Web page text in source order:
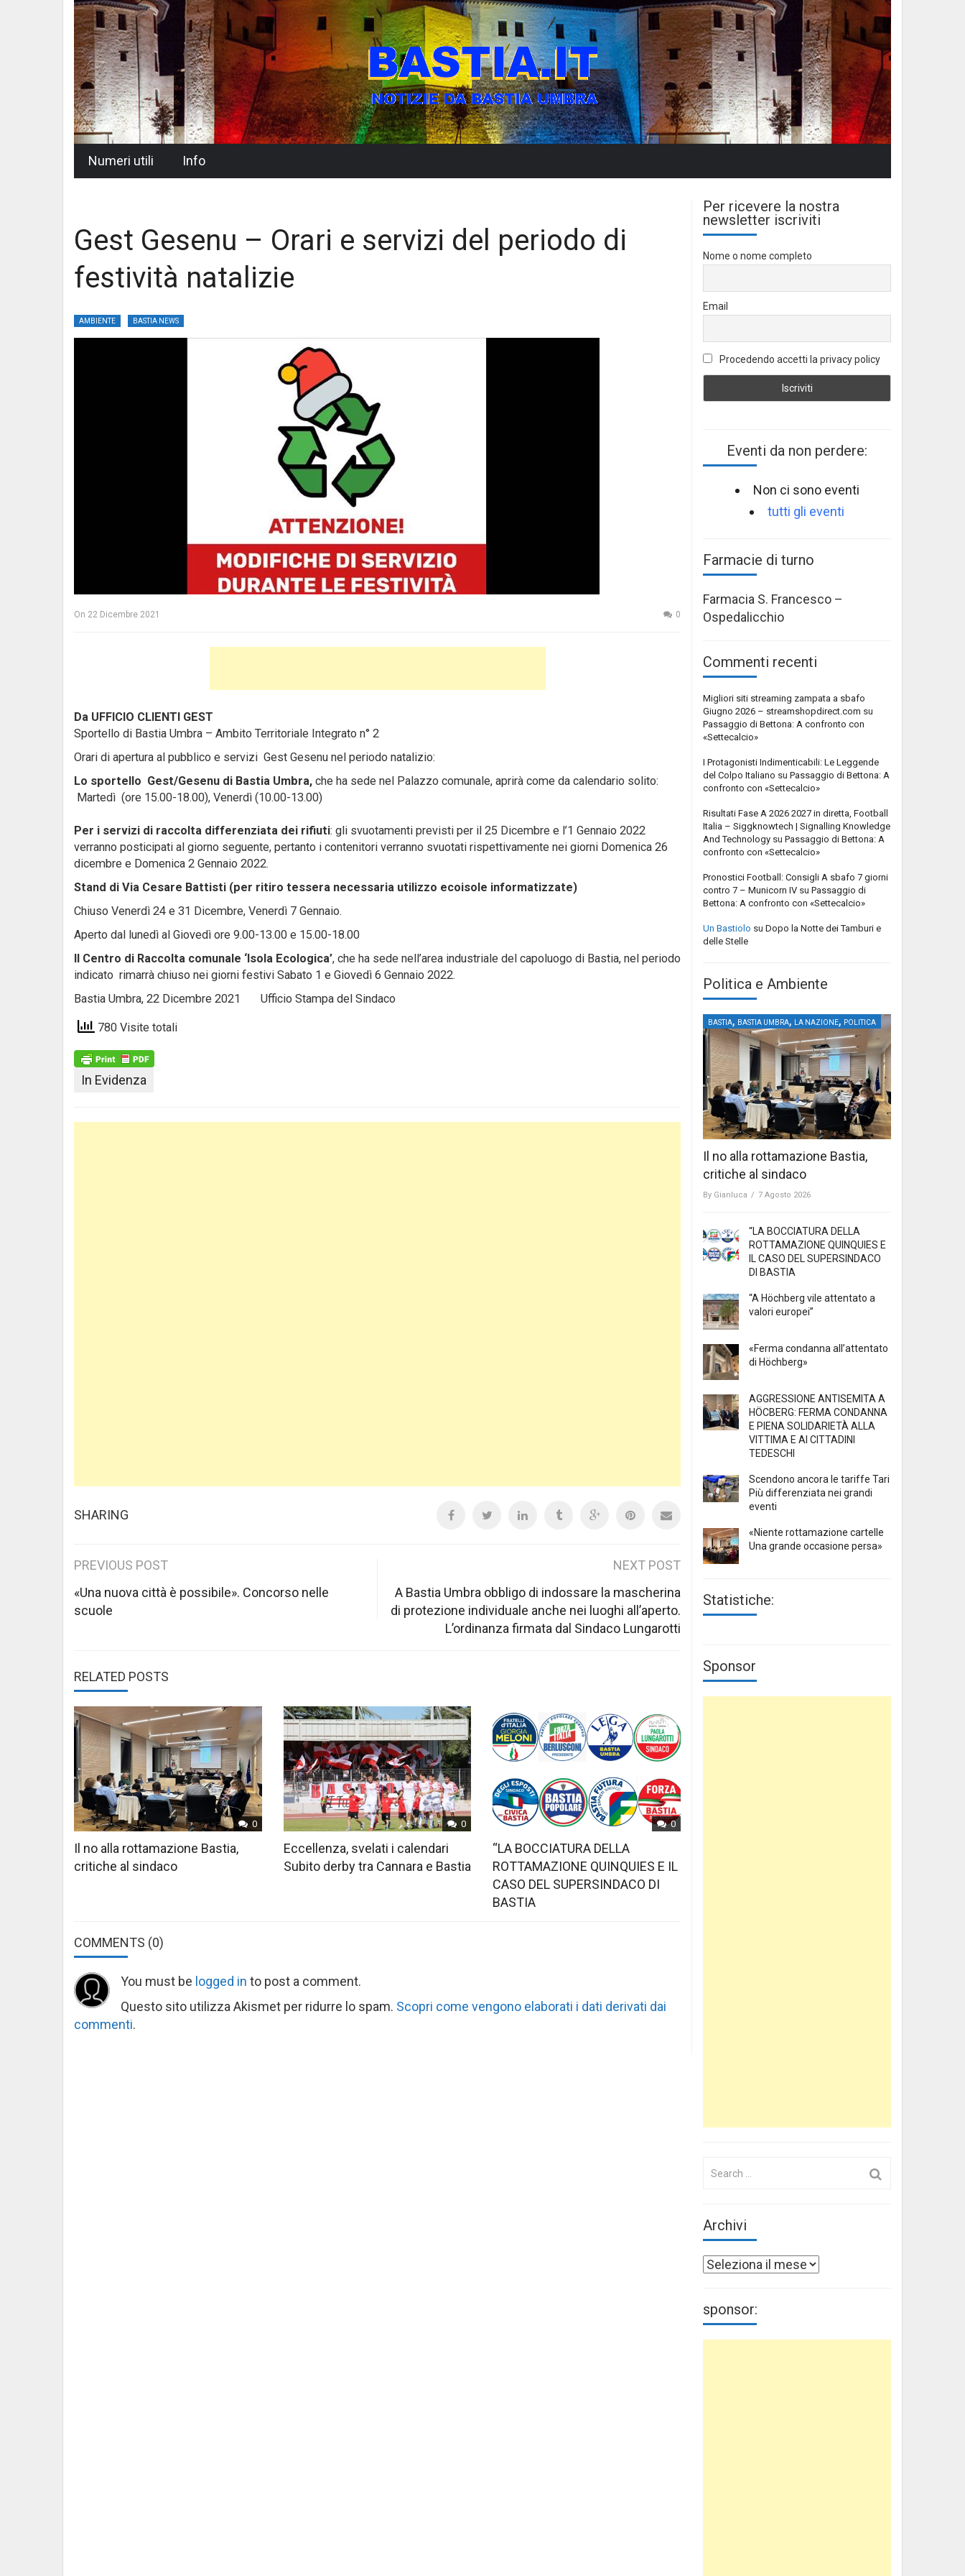
Numeri utili Info
Gest Gesenu – Orari e servizi del periodo di
festività natalizie
AMBIENTE BASTIA NEWS
On 22 Dicembre 2021 0
Da UFFICIO CLIENTI GEST
Sportello di Bastia Umbra – Ambito Territoriale Integrato n° 2
Orari di apertura al pubblico e servizi Gest Gesenu nel periodo natalizio:
Lo sportello Gest/Gesenu di Bastia Umbra, che ha sede nel Palazzo comunale, aprirà come da calendario solito:
Martedì (ore 15.00-18.00), Venerdì (10.00-13.00)
Per i servizi di raccolta differenziata dei rifiuti: gli svuotamenti previsti per il 25 Dicembre e l’1 Gennaio 2022
verranno posticipati al giorno seguente, pertanto i contenitori verranno svuotati rispettivamente nei giorni Domenica 26
dicembre e Domenica 2 Gennaio 2022.
Stand di Via Cesare Battisti (per ritiro tessera necessaria utilizzo ecoisole informatizzate)
Chiuso Venerdì 24 e 31 Dicembre, Venerdì 7 Gennaio.
Aperto dal lunedì al Giovedì ore 9.00-13.00 e 15.00-18.00
Il Centro di Raccolta comunale ‘Isola Ecologica’, che ha sede nell’area industriale del capoluogo di Bastia, nel periodo
indicato rimarrà chiuso nei giorni festivi Sabato 1 e Giovedì 6 Gennaio 2022.
Bastia Umbra, 22 Dicembre 2021 Ufficio Stampa del Sindaco
780 Visite totali
In Evidenza
SHARING
Post
navigation
PREVIOUS POST
«Una nuova città è possibile». Concorso nelle
scuole
NEXT POST
A Bastia Umbra obbligo di indossare la mascherina
di protezione individuale anche nei luoghi all’aperto.
L’ordinanza firmata dal Sindaco Lungarotti
RELATED POSTS
0
Il no alla rottamazione Bastia,
critiche al sindaco
0
Eccellenza, svelati i calendari
Subito derby tra Cannara e Bastia
0
“LA BOCCIATURA DELLA
ROTTAMAZIONE QUINQUIES E IL
CASO DEL SUPERSINDACO DI
BASTIA
COMMENTS (0)
You must be logged in to post a comment.
Questo sito utilizza Akismet per ridurre lo spam. Scopri come vengono elaborati i dati derivati dai
commenti.
Per ricevere la nostra
newsletter iscriviti
Nome o nome completo
Email
Procedendo accetti la privacy policy
Eventi da non perdere:
Non ci sono eventi
tutti gli eventi
Farmacie di turno
Farmacia S. Francesco –
Ospedalicchio
Commenti recenti
Migliori siti streaming zampata a sbafo
Giugno 2026 – streamshopdirect.com su
Passaggio di Bettona: A confronto con
«Settecalcio»
I Protagonisti Indimenticabili: Le Leggende
del Colpo Italiano su Passaggio di Bettona: A
confronto con «Settecalcio»
Risultati Fase A 2026 2027 in diretta, Football
Italia – Siggknowtech | Signalling Knowledge
And Technology su Passaggio di Bettona: A
confronto con «Settecalcio»
Pronostici Football: Consigli A sbafo 7 giorni
contro 7 – Municorn IV su Passaggio di
Bettona: A confronto con «Settecalcio»
Un Bastiolo su Dopo la Notte dei Tamburi e
delle Stelle
Politica e Ambiente
BASTIA, BASTIA UMBRA, LA NAZIONE, POLITICA
Il no alla rottamazione Bastia,
critiche al sindaco
By Gianluca / 7 Agosto 2026
“LA BOCCIATURA DELLA
ROTTAMAZIONE QUINQUIES E
IL CASO DEL SUPERSINDACO
DI BASTIA
“A Höchberg vile attentato a
valori europei”
«Ferma condanna all’attentato
di Höchberg»
AGGRESSIONE ANTISEMITA A
HÖCBERG: FERMA CONDANNA
E PIENA SOLIDARIETÀ ALLA
VITTIMA E AI CITTADINI
TEDESCHI
Scendono ancora le tariffe Tari
Più differenziata nei grandi
eventi
«Niente rottamazione cartelle
Una grande occasione persa»
Statistiche:
Sponsor
Archivi
Archivi
sponsor: